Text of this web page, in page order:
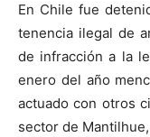
En Chile fue
tenencia ilegal de
de infracción a la
enero del año
actuado con otros
sector de